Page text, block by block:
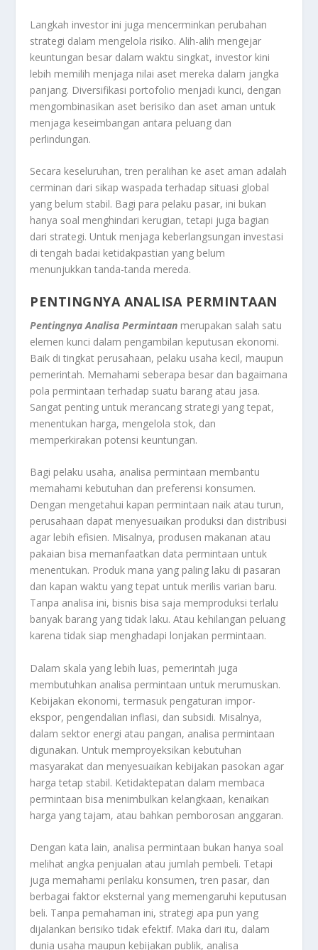
Langkah investor ini juga mencerminkan perubahan
strategi dalam mengelola risiko. Alih-alih mengejar
keuntungan besar dalam waktu singkat, investor kini
lebih memilih menjaga nilai aset mereka dalam jangka
panjang. Diversifikasi portofolio menjadi kunci, dengan
mengombinasikan aset berisiko dan aset aman untuk
menjaga keseimbangan antara peluang dan
perlindungan.
Secara keseluruhan, tren peralihan ke aset aman adalah
cerminan dari sikap waspada terhadap situasi global
yang belum stabil. Bagi para pelaku pasar, ini bukan
hanya soal menghindari kerugian, tetapi juga bagian
dari strategi. Untuk menjaga keberlangsungan investasi
di tengah badai ketidakpastian yang belum
menunjukkan tanda-tanda mereda.
PENTINGNYA ANALISA PERMINTAAN
Pentingnya Analisa Permintaan merupakan salah satu
elemen kunci dalam pengambilan keputusan ekonomi.
Baik di tingkat perusahaan, pelaku usaha kecil, maupun
pemerintah. Memahami seberapa besar dan bagaimana
pola permintaan terhadap suatu barang atau jasa.
Sangat penting untuk merancang strategi yang tepat,
menentukan harga, mengelola stok, dan
memperkirakan potensi keuntungan.
Bagi pelaku usaha, analisa permintaan membantu
memahami kebutuhan dan preferensi konsumen.
Dengan mengetahui kapan permintaan naik atau turun,
perusahaan dapat menyesuaikan produksi dan distribusi
agar lebih efisien. Misalnya, produsen makanan atau
pakaian bisa memanfaatkan data permintaan untuk
menentukan. Produk mana yang paling laku di pasaran
dan kapan waktu yang tepat untuk merilis varian baru.
Tanpa analisa ini, bisnis bisa saja memproduksi terlalu
banyak barang yang tidak laku. Atau kehilangan peluang
karena tidak siap menghadapi lonjakan permintaan.
Dalam skala yang lebih luas, pemerintah juga
membutuhkan analisa permintaan untuk merumuskan.
Kebijakan ekonomi, termasuk pengaturan impor-
ekspor, pengendalian inflasi, dan subsidi. Misalnya,
dalam sektor energi atau pangan, analisa permintaan
digunakan. Untuk memproyeksikan kebutuhan
masyarakat dan menyesuaikan kebijakan pasokan agar
harga tetap stabil. Ketidaktepatan dalam membaca
permintaan bisa menimbulkan kelangkaan, kenaikan
harga yang tajam, atau bahkan pemborosan anggaran.
Dengan kata lain, analisa permintaan bukan hanya soal
melihat angka penjualan atau jumlah pembeli. Tetapi
juga memahami perilaku konsumen, tren pasar, dan
berbagai faktor eksternal yang memengaruhi keputusan
beli. Tanpa pemahaman ini, strategi apa pun yang
dijalankan berisiko tidak efektif. Maka dari itu, dalam
dunia usaha maupun kebijakan publik, analisa